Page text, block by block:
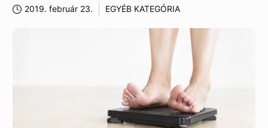
2019. február 23. EGYÉB KATEGÓRIA